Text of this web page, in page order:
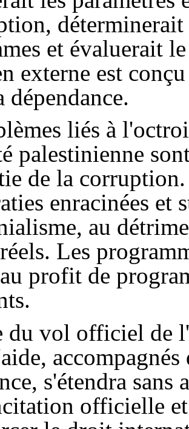
déterminerait
et évaluerait
externe est
dépendance.
liés à
palestinienne
de la
enracinées et
au
Les
profit de
du vol officiel de
s'étendra sans
officielle